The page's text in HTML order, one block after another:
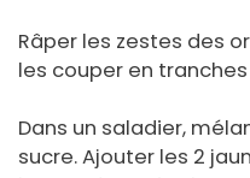
Râper les zestes des
les couper en
Dans un saladier,
sucre. Ajouter les 2